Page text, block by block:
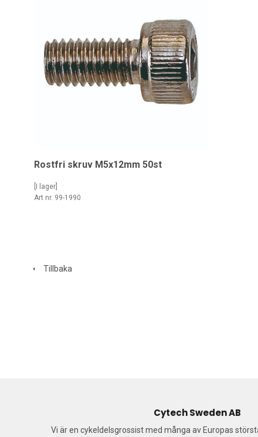
Rostfri skruv M5x12mm 50st
[I lager]
Art nr. 99-1990
Tillbaka
Cytech Sweden AB
Vi är en cykeldelsgrossist med många av Europas